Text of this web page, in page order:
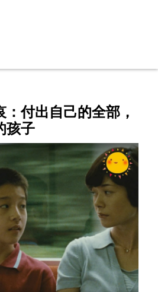
付出自己的全部，
孩子